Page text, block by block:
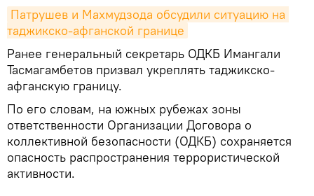
Патрушев и Махмудзода обсудили ситуацию на
таджикско-афганской границе
Ранее генеральный секретарь ОДКБ Имангали
Тасмагамбетов призвал укреплять таджикско-
афганскую границу.
По его словам, на южных рубежах зоны
ответственности Организации Договора о
коллективной безопасности (ОДКБ) сохраняется
опасность распространения террористической
активности.